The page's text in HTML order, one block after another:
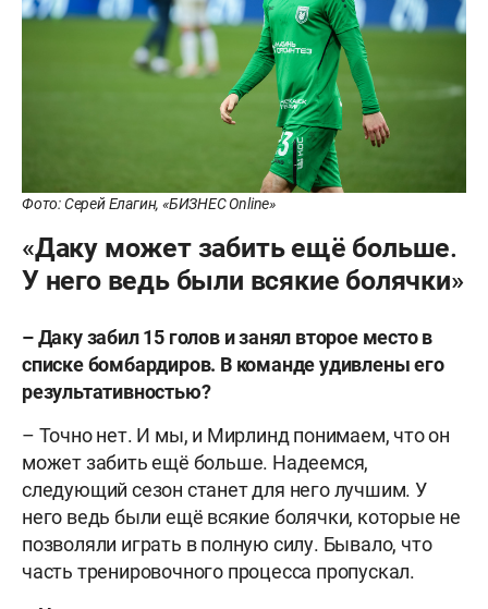
Фото: Серей Елагин, «БИЗНЕС Online»
«Даку может забить ещё больше.
У него ведь были всякие болячки»
– Даку забил 15 голов и занял второе место в
списке бомбардиров. В команде удивлены его
результативностью?
– Точно нет. И мы, и Мирлинд понимаем, что он
может забить ещё больше. Надеемся,
следующий сезон станет для него лучшим. У
него ведь были ещё всякие болячки, которые не
позволяли играть в полную силу. Бывало, что
часть тренировочного процесса пропускал.